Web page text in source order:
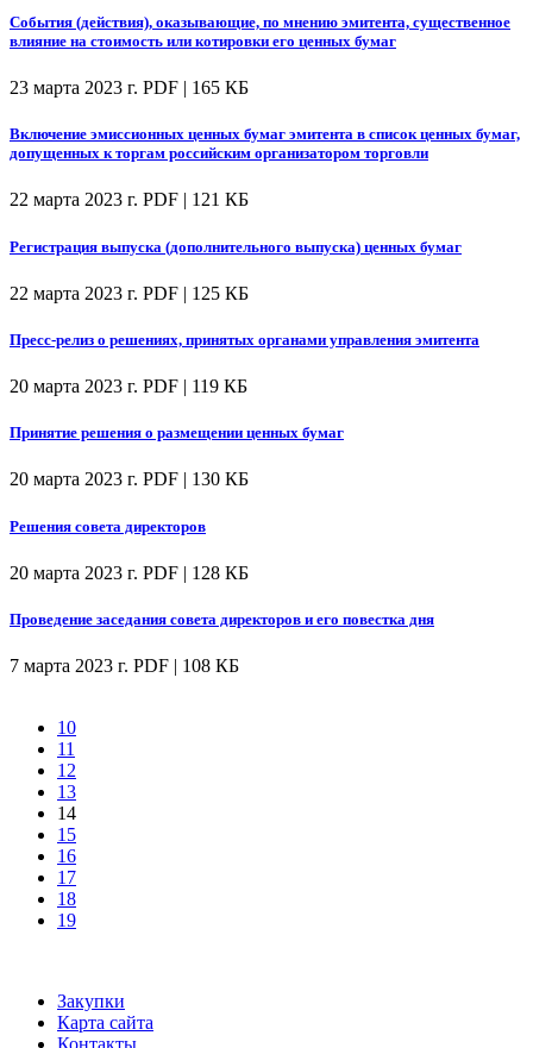
События (действия), оказывающие, по мнению эмитента, существенное
влияние на стоимость или котировки его ценных бумаг
23 марта 2023 г. PDF | 165 КБ
Включение эмиссионных ценных бумаг эмитента в список ценных бумаг,
допущенных к торгам российским организатором торговли
22 марта 2023 г. PDF | 121 КБ
Регистрация выпуска (дополнительного выпуска) ценных бумаг
22 марта 2023 г. PDF | 125 КБ
Пресс-релиз о решениях, принятых органами управления эмитента
20 марта 2023 г. PDF | 119 КБ
Принятие решения о размещении ценных бумаг
20 марта 2023 г. PDF | 130 КБ
Решения совета директоров
20 марта 2023 г. PDF | 128 КБ
Проведение заседания совета директоров и его повестка дня
7 марта 2023 г. PDF | 108 КБ
10
11
12
13
14
15
16
17
18
19
Закупки
Карта сайта